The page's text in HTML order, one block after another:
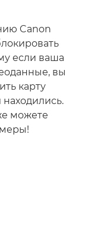
Canon
если ваша
вы
карту
можете